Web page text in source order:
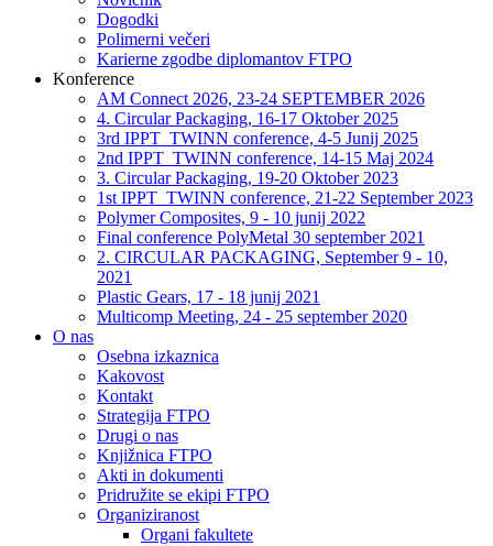
Dogodki
Polimerni večeri
Karierne zgodbe diplomantov FTPO
Konference
AM Connect 2026, 23-24 SEPTEMBER 2026
4. Circular Packaging, 16-17 Oktober 2025
3rd IPPT_TWINN conference, 4-5 Junij 2025
2nd IPPT_TWINN conference, 14-15 Maj 2024
3. Circular Packaging, 19-20 Oktober 2023
1st IPPT_TWINN conference, 21-22 September 2023
Polymer Composites, 9 - 10 junij 2022
Final conference PolyMetal 30 september 2021
2. CIRCULAR PACKAGING, September 9 - 10,
2021
Plastic Gears, 17 - 18 junij 2021
Multicomp Meeting, 24 - 25 september 2020
O nas
Osebna izkaznica
Kakovost
Kontakt
Strategija FTPO
Drugi o nas
Knjižnica FTPO
Akti in dokumenti
Pridružite se ekipi FTPO
Organiziranost
Organi fakultete